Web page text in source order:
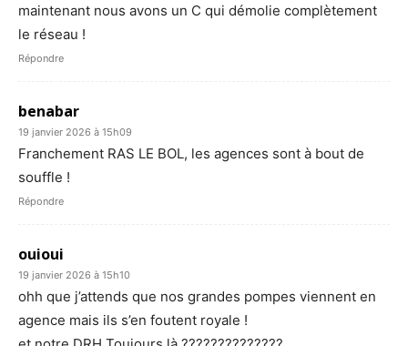
maintenant nous avons un C qui démolie complètement
le réseau !
Répondre
benabar
19 janvier 2026 à 15h09
Franchement RAS LE BOL, les agences sont à bout de
souffle !
Répondre
ouioui
19 janvier 2026 à 15h10
ohh que j’attends que nos grandes pompes viennent en
agence mais ils s’en foutent royale !